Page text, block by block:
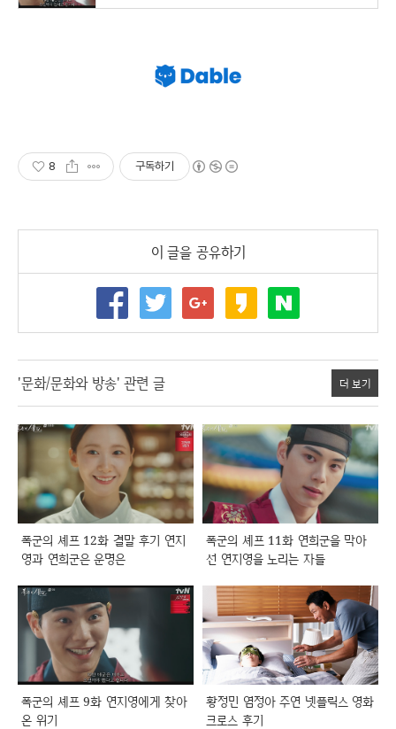
8 구독하기
이 글을 공유하기
'문화/문화와 방송' 관련 글 더 보기
폭군의 셰프 12화 결말 후기 연지
영과 연희군은 운명은
폭군의 셰프 11화 연희군을 막아
선 연지영을 노리는 자들
폭군의 셰프 9화 연지영에게 찾아
온 위기
황정민 염정아 주연 넷플릭스 영화
크로스 후기